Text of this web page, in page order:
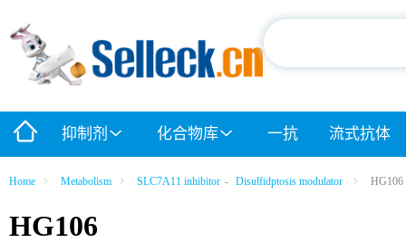
抑制剂 化合物库 一抗 流式抗体
Home Metabolism SLC7A11 inhibitor - Disulfidptosis modulator HG106
HG106